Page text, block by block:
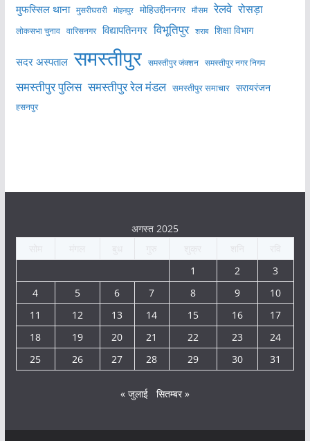
मुफस्सिल थाना मुसरीघरारी मोहनपुर मोहिउद्दीननगर मौसम रेलवे रोसड़ा
लोकसभा चुनाव वारिसनगर विद्यापतिनगर विभूतिपुर शराब शिक्षा विभाग
सदर अस्पताल समस्तीपुर समस्तीपुर जंक्शन समस्तीपुर नगर निगम
समस्तीपुर पुलिस समस्तीपुर रेल मंडल समस्तीपुर समाचार सरायरंजन
हसनपुर
अगस्त 2025
1
2
3
4
5 6 7 8 9
10
11
12 13 14 15 16
17
18
19 20 21 22 23
24
25
26 27 28 29 30 31
« जुलाई सितम्बर »